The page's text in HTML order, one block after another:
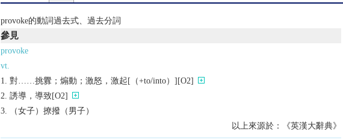
provoke的動詞過去式、過去分詞
參見
provoke
vt.
對……挑釁；煽動；激怒，激起[（+to/into）][O2]
誘導，導致[O2]
（女子）撩撥（男子）
以上來源於：《英漢大辭典》